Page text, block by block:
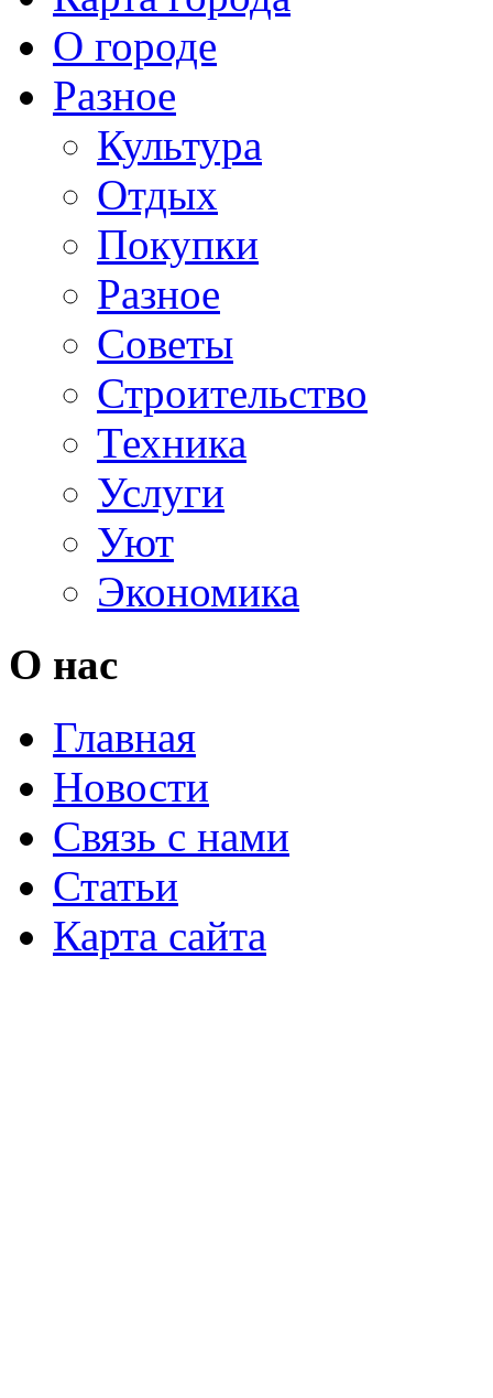
О городе
Разное
Культура
Отдых
Покупки
Разное
Советы
Строительство
Техника
Услуги
Уют
Экономика
О нас
Главная
Новости
Связь с нами
Статьи
Карта сайта